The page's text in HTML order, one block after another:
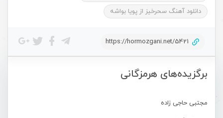
برگزیده‌های هرمزگانی
مجتبی حاجی زاده
دانلود آهنگ سحرخیز از پویا بواشه
https://hormozgani.net/5421